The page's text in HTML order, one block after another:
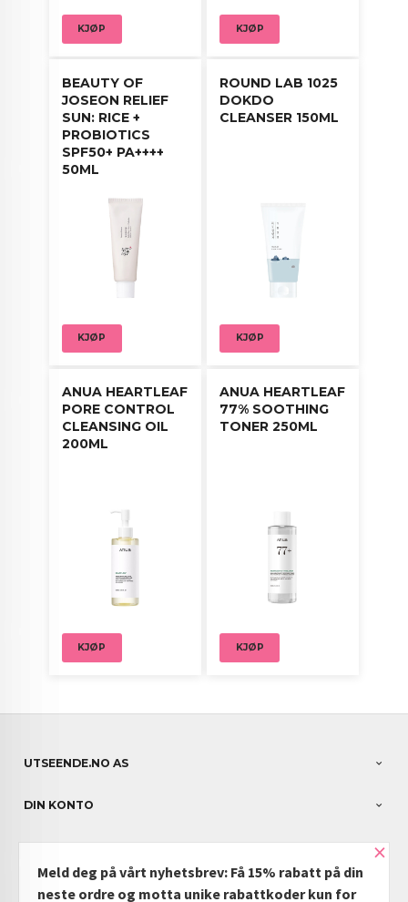
KJØP KJØP
BEAUTY OF
JOSEON RELIEF
SUN: RICE +
PROBIOTICS
SPF50+ PA++++
50ML
KJØP
ROUND LAB 1025
DOKDO
CLEANSER 150ML
KJØP
ANUA HEARTLEAF
PORE CONTROL
CLEANSING OIL
200ML
KJØP
ANUA HEARTLEAF
77% SOOTHING
TONER 250ML
KJØP
UTSEENDE.NO AS
DIN KONTO
NYHETSBREV
PARTNERE
×
Meld deg på vårt nyhetsbrev: Få 15% rabatt på din
neste ordre og motta unike rabattkoder kun for